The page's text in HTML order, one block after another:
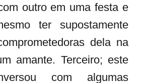
outro em uma festa e
ter supostamente
dela na
amante. Terceiro; este
com algumas